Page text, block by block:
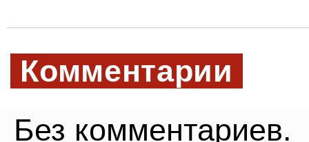
Комментарии
Без комментариев.